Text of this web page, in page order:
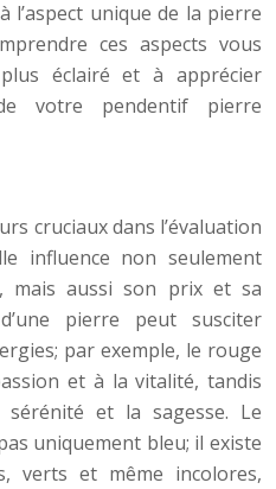
l’aspect unique de la pierre
ces aspects vous
éclairé et à apprécier
votre pendentif pierre
cruciaux dans l’évaluation
influence non seulement
mais aussi son prix et sa
pierre peut susciter
par exemple, le rouge
et à la vitalité, tandis
et la sagesse. Le
uniquement bleu; il existe
verts et même incolores,